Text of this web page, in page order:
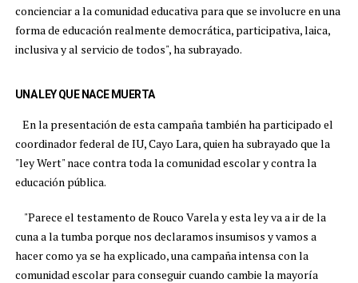
concienciar a la comunidad educativa para que se involucre en una
forma de educación realmente democrática, participativa, laica,
inclusiva y al servicio de todos", ha subrayado.
UNA LEY QUE NACE MUERTA
En la presentación de esta campaña también ha participado el
coordinador federal de IU, Cayo Lara, quien ha subrayado que la
"ley Wert" nace contra toda la comunidad escolar y contra la
educación pública.
"Parece el testamento de Rouco Varela y esta ley va a ir de la
cuna a la tumba porque nos declaramos insumisos y vamos a
hacer como ya se ha explicado, una campaña intensa con la
comunidad escolar para conseguir cuando cambie la mayoría